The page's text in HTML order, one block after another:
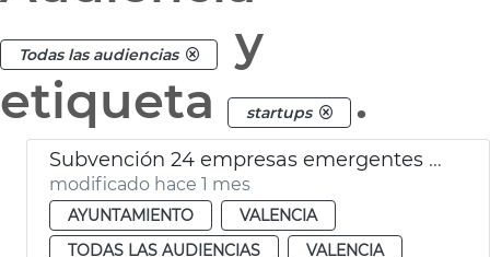
Todas las audiencias
y
etiqueta
startups .
Subvención 24 empresas emergentes València Digital Summit 2026 VDS
modificado hace 1 mes
AYUNTAMIENTO
VALENCIA
TODAS LAS AUDIENCIAS
VALENCIA